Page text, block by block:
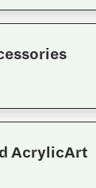
AcrylicArt